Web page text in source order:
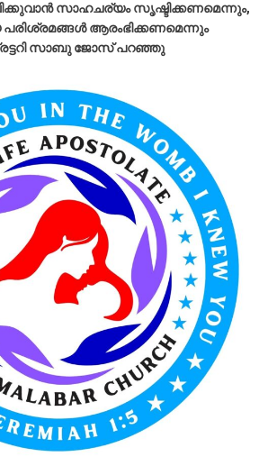
സാഹചര്യം സൃഷ്ടിക്കണമെന്നും,
പരിശ്രമങ്ങൾ ആരംഭിക്കണമെന്നും
സാബു ജോസ് പറഞ്ഞു